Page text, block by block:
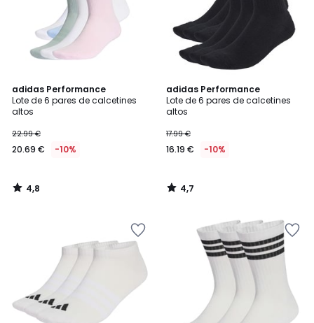
adidas Performance
Lote de 6 pares de calcetines
altos
22.99 €
20.69 € -10%
4,8
/ 5
4,8
/
adidas Performance
Lote de 6 pares de calcetines
altos
17.99 €
16.19 € -10%
4,7
/ 5
4,7
/